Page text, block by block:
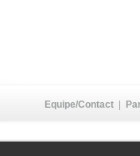
Equipe/Contact